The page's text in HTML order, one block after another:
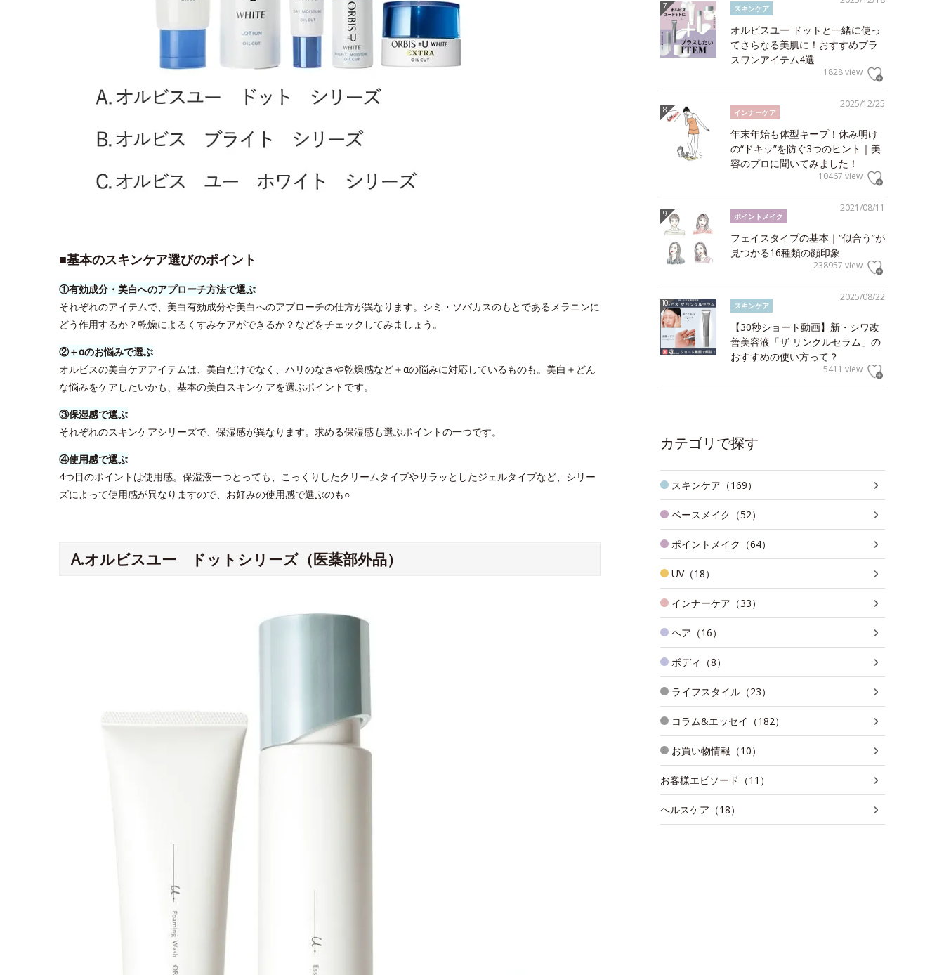
■基本のスキンケア選びのポイント
①有効成分・美白へのアプローチ方法で選ぶ
それぞれのアイテムで、美白有効成分や美白へのアプローチの仕方が異なります。シミ・ソバカスのもとであるメラニンに
どう作用するか？乾燥によるくすみケアができるか？などをチェックしてみましょう。
②＋αのお悩みで選ぶ
オルビスの美白ケアアイテムは、美白だけでなく、ハリのなさや乾燥感など＋αの悩みに対応しているものも。美白＋どん
な悩みをケアしたいかも、基本の美白スキンケアを選ぶポイントです。
③保湿感で選ぶ
それぞれのスキンケアシリーズで、保湿感が異なります。求める保湿感も選ぶポイントの一つです。
④使用感で選ぶ
4つ目のポイントは使用感。保湿液一つとっても、こっくりしたクリームタイプやサラッとしたジェルタイプなど、シリー
ズによって使用感が異なりますので、お好みの使用感で選ぶのも○
A.オルビスユー ドットシリーズ（医薬部外品）
スキンケア
オルビスユー ドットと一緒に使っ
てさらなる美肌に！おすすめプラ
スワンアイテム4選
1828 view
2025/12/25
インナーケア
年末年始も体型キープ！休み明け
の“ドキッ”を防ぐ3つのヒント｜美
容のプロに聞いてみました！
10467 view
2021/08/11
ポイントメイク
フェイスタイプの基本｜“似合う”が
見つかる16種類の顔印象
238957 view
2025/08/22
スキンケア
【30秒ショート動画】新・シワ改
善美容液「ザ リンクルセラム」の
おすすめの使い方って？
5411 view
カテゴリで探す
スキンケア（169）
ベースメイク（52）
ポイントメイク（64）
UV（18）
インナーケア（33）
ヘア（16）
ボディ（8）
ライフスタイル（23）
コラム&エッセイ（182）
お買い物情報（10）
お客様エピソード（11）
ヘルスケア（18）